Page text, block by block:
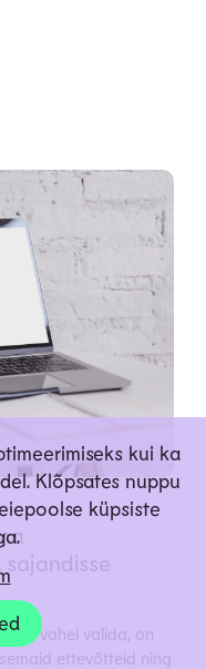
vahel valida, on
ettevõtteid ning
kui ka
Klõpsates nuppu
küpsiste